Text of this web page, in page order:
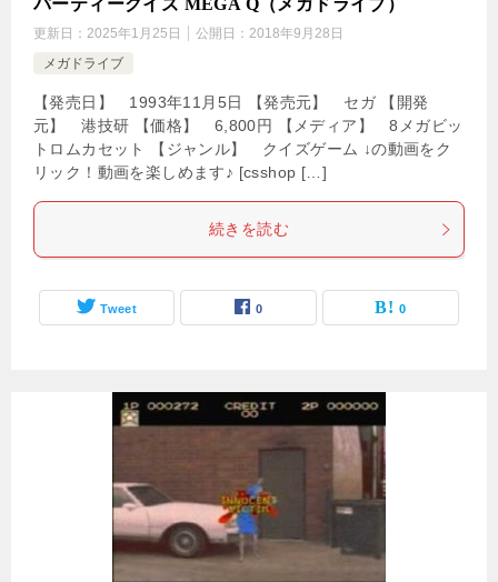
パーティークイズ MEGA Q（メガドライブ）
更新日： 2025年1月25日 公開日： 2018年9月28日
メガドライブ
【発売日】 1993年11月5日 【発売元】 セガ 【開発
元】 港技研 【価格】 6,800円 【メディア】 8メガビッ
トロムカセット 【ジャンル】 クイズゲーム ↓の動画をク
リック！動画を楽しめます♪ [csshop […]
続きを読む
Tweet 0 0